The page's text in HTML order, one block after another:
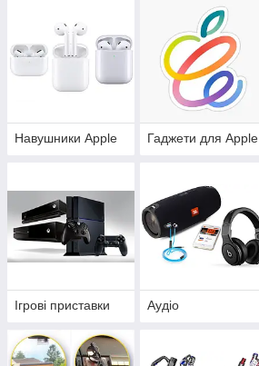
Навушники Apple Гаджети для Apple
Ігрові приставки Аудіо